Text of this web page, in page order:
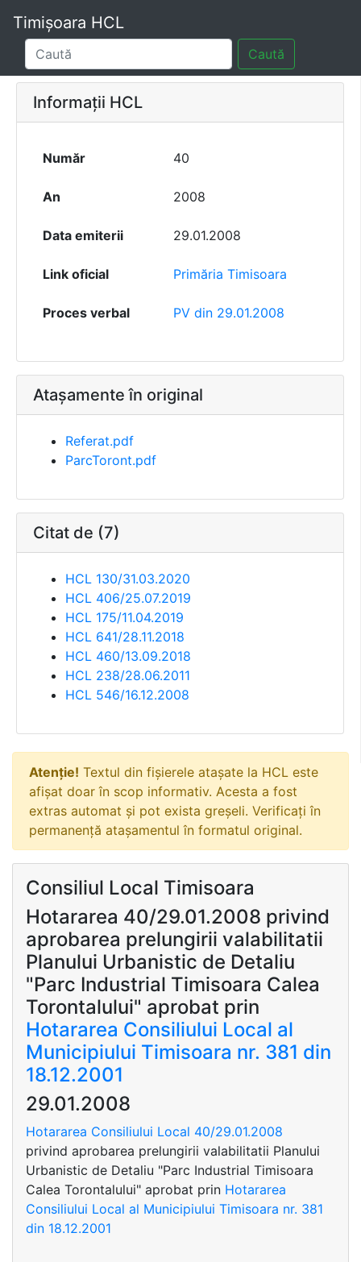
Timișoara HCL
Caută
Informații HCL
Număr 40
An 2008
Data emiterii 29.01.2008
Link oficial Primăria Timisoara
Proces verbal PV din 29.01.2008
Atașamente în original
Referat.pdf
ParcToront.pdf
Citat de (7)
HCL 130/31.03.2020
HCL 406/25.07.2019
HCL 175/11.04.2019
HCL 641/28.11.2018
HCL 460/13.09.2018
HCL 238/28.06.2011
HCL 546/16.12.2008
Atenție! Textul din fișierele atașate la HCL este
afișat doar în scop informativ. Acesta a fost
extras automat și pot exista greșeli. Verificați în
permanență atașamentul în formatul original.
Consiliul Local Timisoara
Hotararea 40/29.01.2008 privind
aprobarea prelungirii valabilitatii
Planului Urbanistic de Detaliu
"Parc Industrial Timisoara Calea
Torontalului" aprobat prin
Hotararea Consiliului Local al
Municipiului Timisoara nr. 381 din
18.12.2001
29.01.2008
Hotararea Consiliului Local 40/29.01.2008
privind aprobarea prelungirii valabilitatii Planului
Urbanistic de Detaliu "Parc Industrial Timisoara
Calea Torontalului" aprobat prin Hotararea
Consiliului Local al Municipiului Timisoara nr. 381
din 18.12.2001